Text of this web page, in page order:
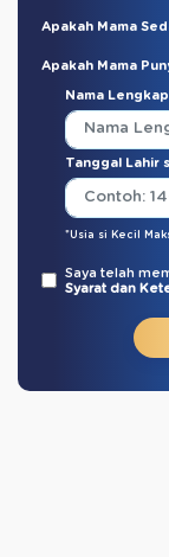
Apakah Mama
Apakah Mama
Nama
Tanggal Lahir
*Usia si Kecil
Saya telah
Syarat dan